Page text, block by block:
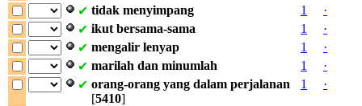
✔ tidak menyimpang 1
·
✔ ikut bersama-sama 1
·
✔ mengalir lenyap 1
·
✔ marilah dan minumlah 1
·
✔ orang-orang yang dalam perjalanan
[5410]
1 ·